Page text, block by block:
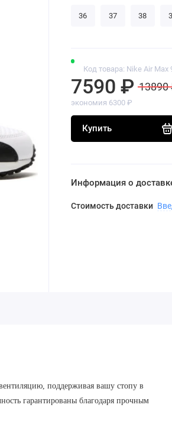
Код товара: Nike Air Max
7590 ₽ 13890
экономия 6300 ₽
Купить
36 37 38
Информация о
Стоимость доставки
поддерживая вашу стопу в
гарантированы благодаря прочным